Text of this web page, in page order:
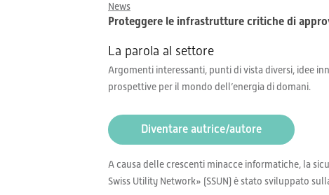
News
Proteggere le infrastrutture critiche di
La parola al settore
Argomenti interessanti, punti di vista diversi, idee
prospettive per il mondo dell’energia di domani.
Diventare autrice/autore
A causa delle crescenti minacce informatiche, la
Swiss Utility Network» (SSUN) è stato sviluppato